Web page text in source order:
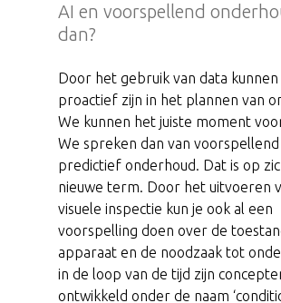
AI en voorspellend
dan?
Door het gebruik van data
proactief zijn in het plannen van
We kunnen het juiste moment
We spreken dan van
predictief onderhoud. Dat is op
nieuwe term. Door het uitvoeren
visuele inspectie kun je ook al een
voorspelling doen over de
apparaat en de noodzaak tot
in de loop van de tijd zijn
ontwikkeld onder de naam